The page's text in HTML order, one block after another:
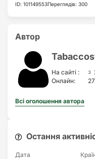
ID: 101149553Переглядів: 300
Автор
На сайті : з
Онлайн:
Всі оголошення автора
Остання
Дата